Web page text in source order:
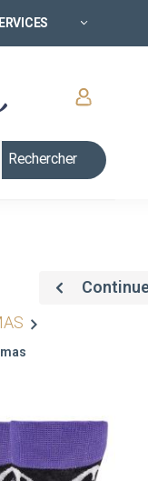
Rechercher